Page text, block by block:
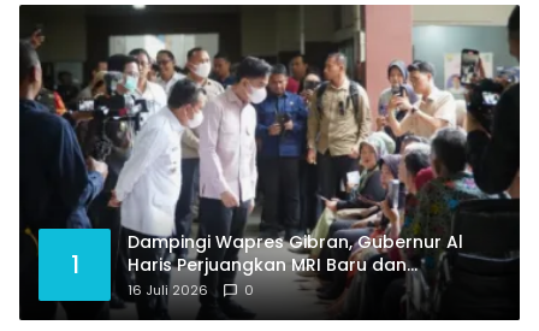
1
Dampingi Wapres Gibran, Gubernur Al
Haris Perjuangkan MRI Baru dan
Tambahan Dokter Spesialis untuk RSUD
Raden Mattaher
16 Juli 2026 0